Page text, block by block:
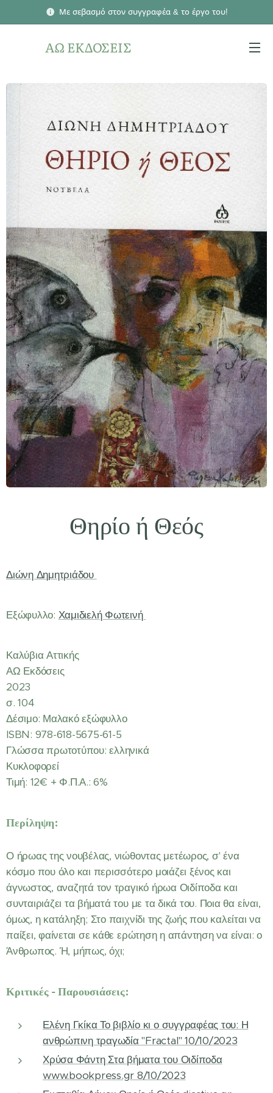
Με σεβασμό στον συγγραφέα & το έργο του!
ΑΩ ΕΚΔΟΣΕΙΣ
Θηρίο ή Θεός
Διώνη Δημητριάδου
Εξώφυλλο: Χαμιδιελή Φωτεινή
Καλύβια Αττικής
ΑΩ Εκδόσεις
2023
σ. 104
Δέσιμο: Μαλακό εξώφυλλο
ISBN: 978-618-5675-61-5
Γλώσσα πρωτοτύπου: ελληνικά
Κυκλοφορεί
Τιμή: 12€ + Φ.Π.Α.: 6%
Περίληψη:
Ο ήρωας της νουβέλας, νιώθοντας μετέωρος, σ' ένα
κόσμο που όλο και περισσότερο μοιάζει ξένος και
άγνωστος, αναζητά τον τραγικό ήρωα Οιδίποδα και
συνταιριάζει τα βήματά του με τα δικά του. Ποια θα είναι,
όμως, η κατάληξη; Στο παιχνίδι της ζωής που καλείται να
παίξει, φαίνεται σε κάθε ερώτηση η απάντηση να είναι: ο
Άνθρωπος. Ή, μήπως, όχι;
Κριτικές - Παρουσιάσεις:
Ελένη Γκίκα Το βιβλίο κι ο συγγραφέας του: Η
ανθρώπινη τραγωδία "Fractal" 10/10/2023
Χρύσα Φάντη Στα βήματα του Οιδίποδα
www.bookpress.gr 8/10/2023